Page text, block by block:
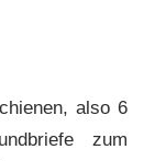
also 6
zum